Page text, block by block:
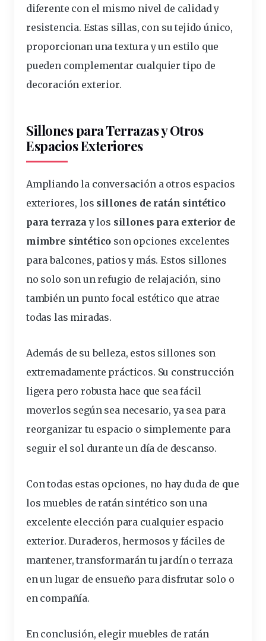
diferente con el mismo nivel de calidad y
resistencia. Estas sillas, con su tejido único,
proporcionan una textura y un estilo que
pueden complementar cualquier tipo de
decoración exterior.
Sillones para Terrazas y Otros
Espacios Exteriores
Ampliando la conversación a otros espacios
exteriores, los sillones de ratán sintético
paraterrazay los sillones para exterior de
mimbre sintético son opciones excelentes
para balcones, patios y más. Estos sillones
no solo son un refugio de relajación, sino
también un punto focal estético que atrae
todas las miradas.
Además de su belleza, estos sillones son
extremadamente prácticos. Su construcción
ligera pero robusta hace que sea fácil
moverlos según sea necesario, ya sea para
reorganizar tu espacio o simplemente para
seguir el sol durante un día de descanso.
Con todas estas opciones, no hay duda de que
los muebles de ratán sintético son una
excelente elección para cualquier espacio
exterior. Duraderos, hermosos y fáciles de
mantener, transformarán tu jardín o terraza
en un lugar de ensueño para disfrutar solo o
en compañía.
En conclusión, elegir muebles de ratán